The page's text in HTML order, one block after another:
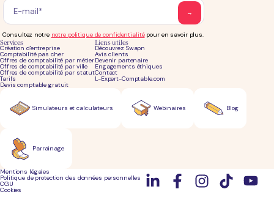
Services
Création d'entreprise
Comptabilité pas cher
Offres de comptabilité par métier
Offres de comptabilité par ville
Offres de comptabilité par statut
Tarifs
Devis comptable gratuit
Liens utiles
Découvrez Swapn
Avis clients
Devenir partenaire
Engagements éthiques
Contact
L-Expert-Comptable.com
Consultez notre notre politique de confidentialitépour en savoir plus.
Simulateurs et calculateurs Blog
Parrainage
Webinaires
Mentions légales
Politique de protection des données personnelles
CGU
Cookies